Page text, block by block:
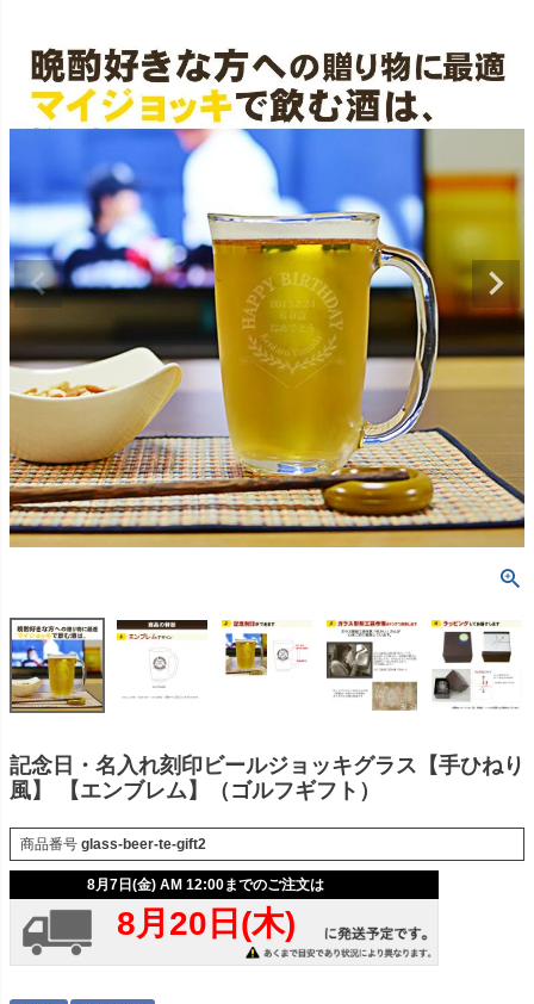
記念日・名入れ刻印ビールジョッキグラス【手ひねり
風】 【エンブレム】（ゴルフギフト）
商品番号 glass-beer-te-gift2